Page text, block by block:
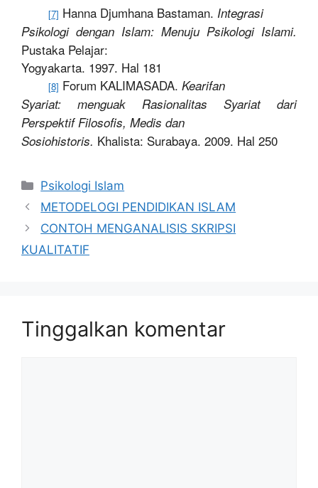
[7] Hanna Djumhana Bastaman. Integrasi
Psikologi dengan Islam: Menuju Psikologi Islami.
Pustaka Pelajar:
Yogyakarta. 1997. Hal 181
[8] Forum KALIMASADA. Kearifan
Syariat: menguak Rasionalitas Syariat dari
Perspektif Filosofis, Medis dan
Sosiohistoris. Khalista: Surabaya. 2009. Hal 250
Kategori
Psikologi Islam
METODELOGI PENDIDIKAN ISLAM
CONTOH MENGANALISIS SKRIPSI
KUALITATIF
Tinggalkan komentar